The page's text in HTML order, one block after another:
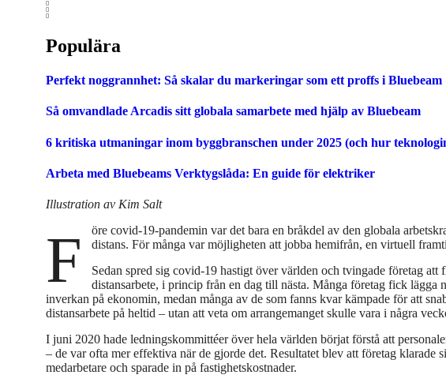
Populära
Perfekt noggrannhet: Så skalar du markeringar som ett proffs i Bluebeam
Så omvandlade Arcadis sitt globala samarbete med hjälp av Bluebeam
6 kritiska utmaningar inom byggbranschen under 2025 (och hur
Arbeta med Bluebeams Verktygslåda: En guide för elektriker
Illustration av Kim Salt
Före covid-19-pandemin var det bara en bråkdel av den globala arbetskraften som kunde överväga att arbeta på
distans. För många var möjligheten att jobba hemifrån, en virtuell
Sedan spred sig covid-19 hastigt över världen och tvingade företag att
distansarbete, i princip från en dag till nästa. Många företag fick lägga
inverkan på ekonomin, medan många av de som fanns kvar kämpade för att
distansarbete på heltid – utan att veta om arrangemanget skulle vara i några
I juni 2020 hade ledningskommittéer över hela världen börjat förstå att
– de var ofta mer effektiva när de gjorde det. Resultatet blev att företag klarade
medarbetare och sparade in på fastighetskostnader.